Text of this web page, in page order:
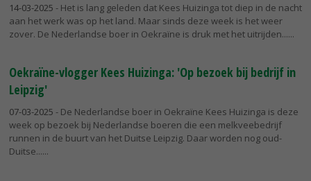
14-03-2025 - Het is lang geleden dat Kees Huizinga tot diep in de nacht
aan het werk was op het land. Maar sinds deze week is het weer
zover. De Nederlandse boer in Oekraïne is druk met het uitrijden...
Oekraïne-vlogger Kees Huizinga: 'Op bezoek bij bedrijf in
Leipzig'
07-03-2025 - De Nederlandse boer in Oekraïne Kees Huizinga is deze
week op bezoek bij Nederlandse boeren die een melkveebedrijf
runnen in de buurt van het Duitse Leipzig. Daar worden nog oud-
Duitse...